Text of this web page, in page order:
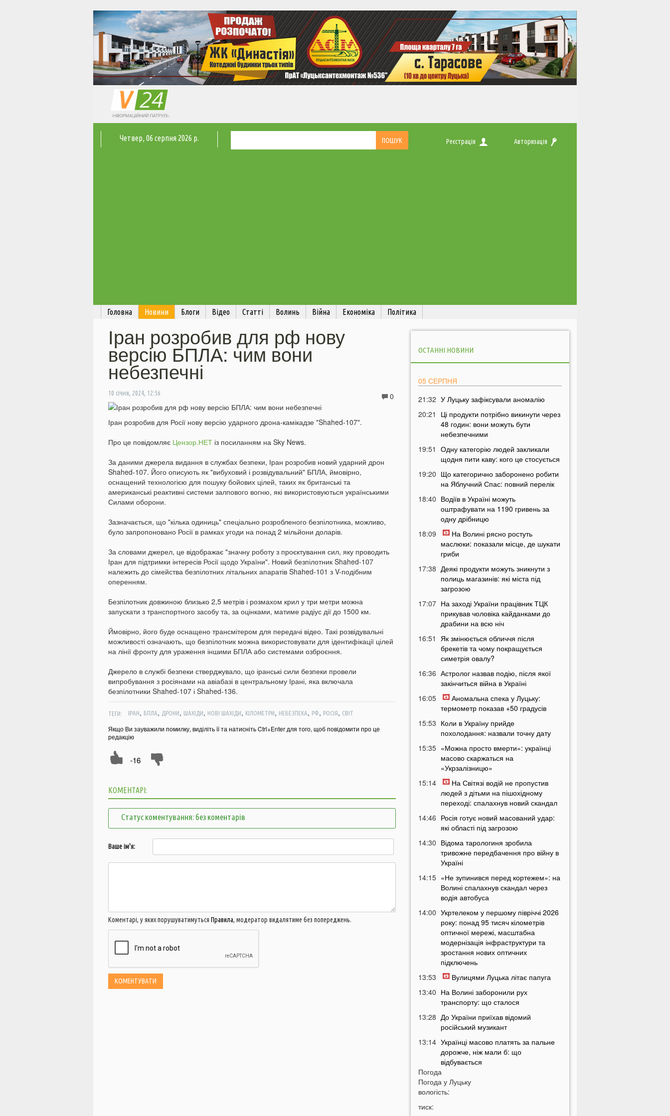
Четвер, 06 серпня 2026 р. Реєстрація Авторизація
Головна Новини Блоги Відео Статті Волинь Війна Економіка Політика
Іран розробив для рф нову
версію БПЛА: чим вони
небезпечні
10 січня, 2024, 12:56 0
Іран розробив для Росії нову версію ударного дрона-камікадзе "Shahed-107".
Про це повідомляє Цензор.НЕТ із посиланням на Sky News.
За даними джерела видання в службах безпеки, Іран розробив новий ударний дрон
Shahed-107. Його описують як "вибуховий і розвідувальний" БПЛА, ймовірно,
оснащений технологією для пошуку бойових цілей, таких як британські та
американські реактивні системи залпового вогню, які використовуються українськими
Силами оборони.
Зазначається, що "кілька одиниць" спеціально розробленого безпілотника, можливо,
було запропоновано Росії в рамках угоди на понад 2 мільйони доларів.
За словами джерел, це відображає "значну роботу з проєктування сил, яку проводить
Іран для підтримки інтересів Росії щодо України". Новий безпілотник Shahed-107
належить до сімейства безпілотних літальних апаратів Shahed-101 з V-подібним
оперенням.
Безпілотник довжиною близько 2,5 метрів і розмахом крил у три метри можна
запускати з транспортного засобу та, за оцінками, матиме радіус дії до 1500 км.
Ймовірно, його буде оснащено трансмітером для передачі відео. Такі розвідувальні
можливості означають, що безпілотник можна використовувати для ідентифікації цілей
на лінії фронту для ураження іншими БПЛА або системами озброєння.
Джерело в службі безпеки стверджувало, що іранські сили безпеки провели
випробування з росіянами на авіабазі в центральному Ірані, яка включала
безпілотники Shahed-107 і Shahed-136.
ТЕГИ: ІРАН, БПЛА, ДРОНИ, ШАХІДИ, НОВІ ШАХІДИ, КІЛОМЕТРИ, НЕБЕЗПЕКА, РФ, РОСІЯ, СВІТ
Якщо Ви зауважили помилку, виділіть її та натисніть Ctrl+Enter для того, щоб повідомити про це
редакцію
-16
КОМЕНТАРІ:
Статус коментування: без коментарів
Ваше ім'я:
Коментарі, у яких порушуватимуться Правила, модератор видалятиме без попереджень.
ОСТАННІ НОВИНИ
05 СЕРПНЯ
21:32 У Луцьку зафіксували аномалію
20:21
Ці продукти потрібно викинути через
48 годин: вони можуть бути
небезпечними
19:51
Одну категорію людей закликали
щодня пити каву: кого це стосується
19:20 Що категорично заборонено робити
на Яблучний Спас: повний перелік
18:40 Водіїв в Україні можуть
оштрафувати на 1190 гривень за
одну дрібницю
18:09
На Волині рясно ростуть
маслюки: показали місце, де шукати
гриби
17:38 Деякі продукти можуть зникнути з
полиць магазинів: які міста під
загрозою
17:07 На заході України працівник ТЦК
прикував чоловіка кайданками до
драбини на всю ніч
16:51
Як змінюється обличчя після
брекетів та чому покращується
симетрія овалу?
16:36 Астролог назвав подію, після якої
закінчиться війна в Україні
16:05
Аномальна спека у Луцьку:
термометр показав +50 градусів
15:53 Коли в Україну прийде
похолодання: назвали точну дату
15:35 «Можна просто вмерти»: українці
масово скаржаться на
«Укрзалізницю»
15:14
На Світязі водій не пропустив
людей з дітьми на пішохідному
переході: спалахнув новий скандал
14:46 Росія готує новий масований удар:
які області під загрозою
14:30 Відома тарологиня зробила
тривожне передбачення про війну в
Україні
14:15 «Не зупинився перед кортежем»: на
Волині спалахнув скандал через
водія автобуса
14:00 Укртелеком у першому півріччі 2026
року: понад 95 тисяч кілометрів
оптичної мережі, масштабна
модернізація інфраструктури та
зростання нових оптичних
підключень
13:53
Вулицями Луцька літає папуга
13:40 На Волині заборонили рух
транспорту: що сталося
13:28 До України приїхав відомий
російський музикант
13:14 Українці масово платять за пальне
дорожче, ніж мали б: що
відбувається
12:45 Українців попередили про
повернення графіків відключень
світла
12:26
Погода
Погода у Луцьку
вологість:
тиск: